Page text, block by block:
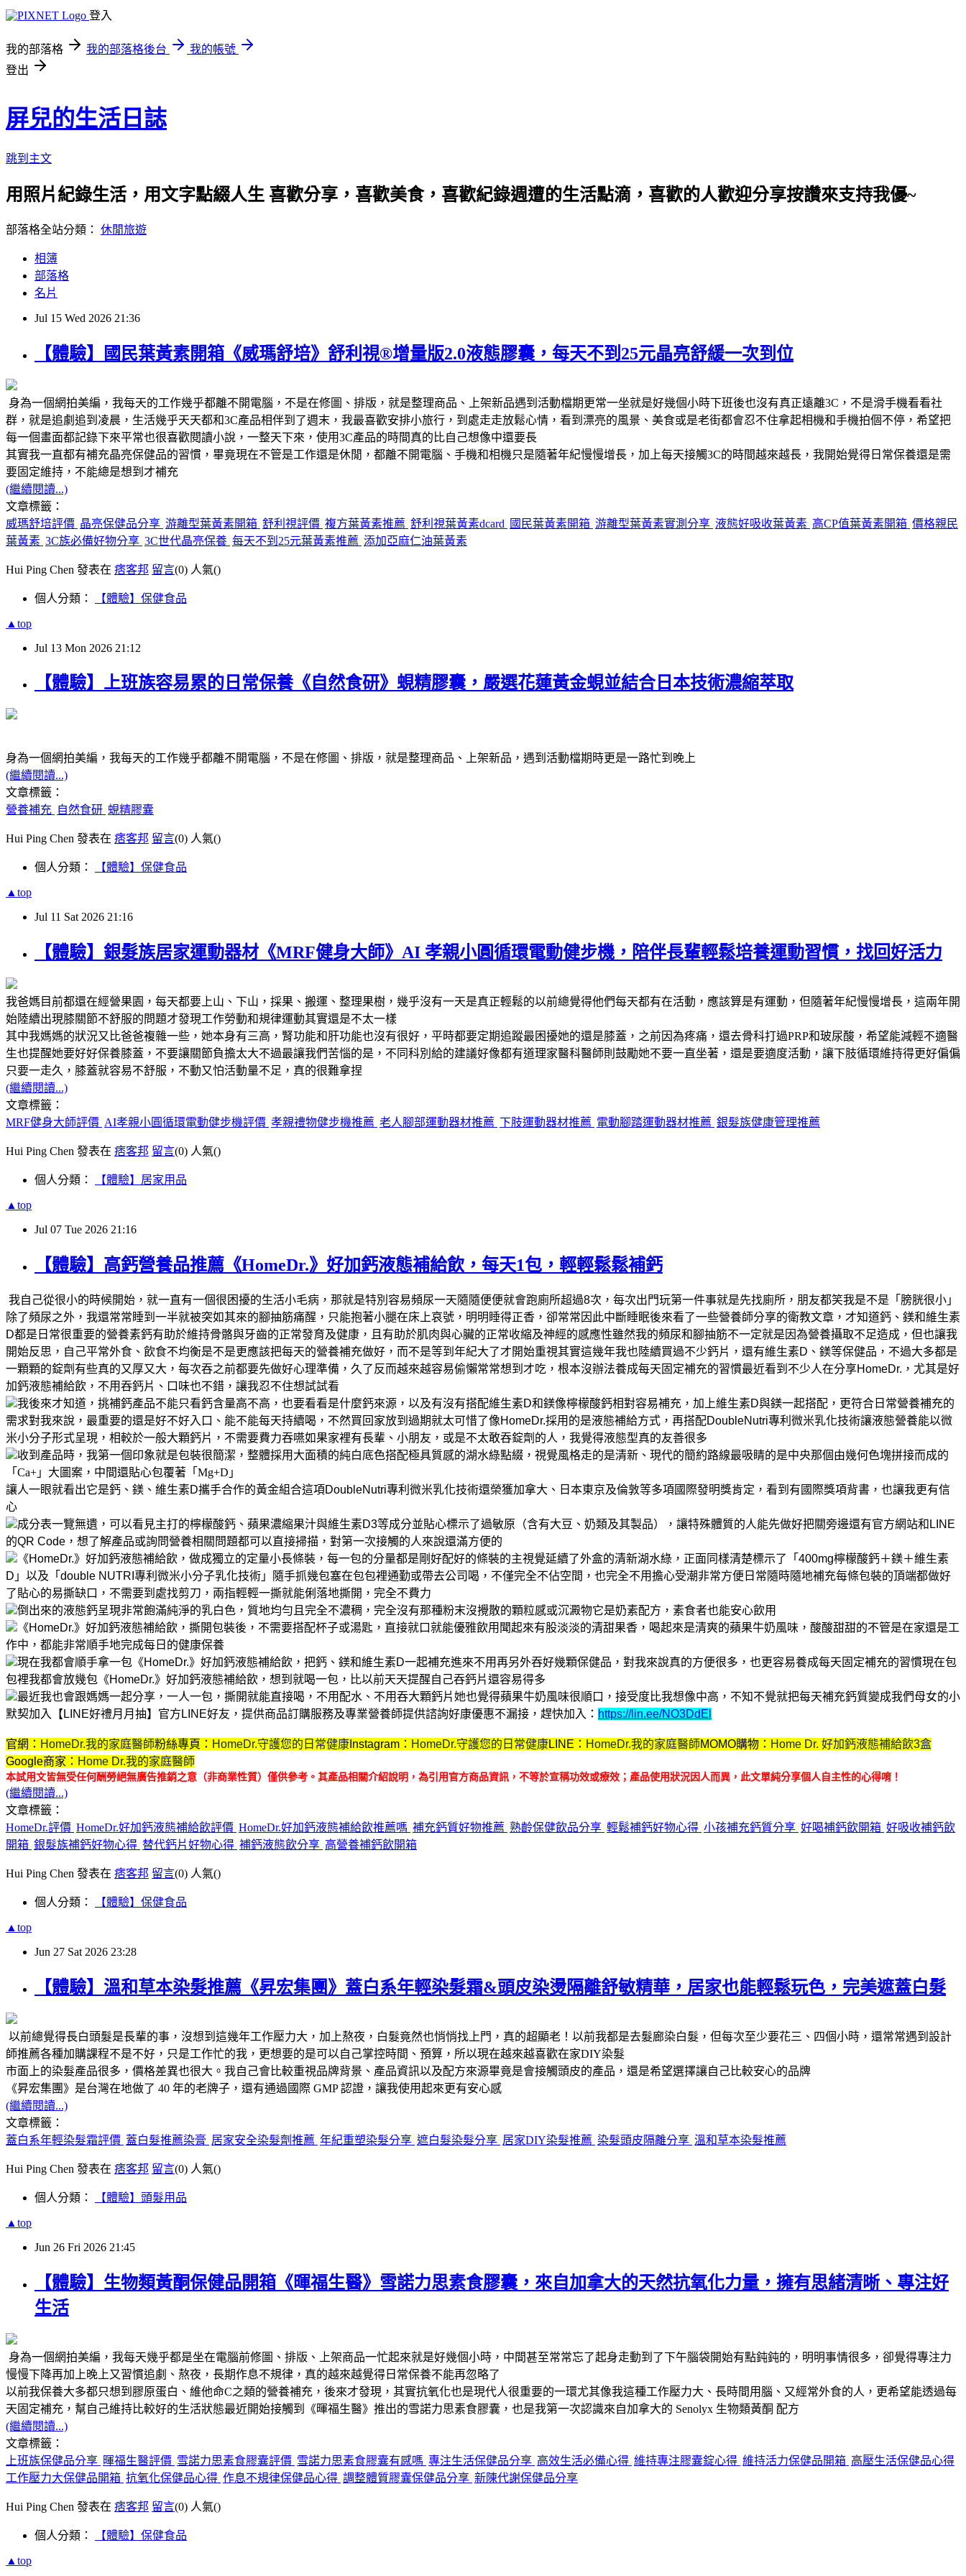
登入
我的部落格 我的部落格後台
我的帳號
登出
屏兒的生活日誌
跳到主文
用照片紀錄生活，用文字點綴人生 喜歡分享，喜歡美食，喜歡紀錄週遭的生活點滴，喜歡的人歡迎分享按讚來支持我優~
部落格全站分類： 休閒旅遊
相簿
部落格
名片
Jul 15 Wed 2026 21:36
【體驗】國民葉黃素開箱《威瑪舒培》舒利視®增量版2.0液態膠囊，每天不到25元晶亮舒緩一次到位
身為一個網拍美編，我每天的工作幾乎都離不開電腦，不是在修圖、排版，就是整理商品、上架新品遇到活動檔期更常一坐就是好幾個小時下班後也沒有真正遠離3C，不是滑手機看看社
群，就是追劇追到凌晨，生活幾乎天天都和3C產品相伴到了週末，我最喜歡安排小旅行，到處走走放鬆心情，看到漂亮的風景、美食或是老街都會忍不住拿起相機和手機拍個不停，希望把
每一個畫面都記錄下來平常也很喜歡閱讀小說，一整天下來，使用3C產品的時間真的比自己想像中還要長
其實我一直都有補充晶亮保健品的習慣，畢竟現在不管是工作還是休閒，都離不開電腦、手機和相機只是隨著年紀慢慢增長，加上每天接觸3C的時間越來越長，我開始覺得日常保養還是需
要固定維持，不能總是想到才補充
(繼續閱讀...)
文章標籤：
威瑪舒培評價 晶亮保健品分享 游離型葉黃素開箱 舒利視評價 複方葉黃素推薦 舒利視葉黃素dcard 國民葉黃素開箱 游離型葉黃素實測分享 液態好吸收葉黃素 高CP值葉黃素開箱 價格親民
葉黃素 3C族必備好物分享 3C世代晶亮保養 每天不到25元葉黃素推薦 添加亞麻仁油葉黃素
Hui Ping Chen 發表在 痞客邦 留言(0) 人氣()
個人分類： 【體驗】保健食品
▲top
Jul 13 Mon 2026 21:12
【體驗】上班族容易累的日常保養《自然食研》蜆精膠囊，嚴選花蓮黃金蜆並結合日本技術濃縮萃取
身為一個網拍美編，我每天的工作幾乎都離不開電腦，不是在修圖、排版，就是整理商品、上架新品，遇到活動檔期時更是一路忙到晚上
(繼續閱讀...)
文章標籤：
營養補充 自然食研 蜆精膠囊
Hui Ping Chen 發表在 痞客邦 留言(0) 人氣()
個人分類： 【體驗】保健食品
▲top
Jul 11 Sat 2026 21:16
【體驗】銀髮族居家運動器材《MRF健身大師》AI 孝親小圓循環電動健步機，陪伴長輩輕鬆培養運動習慣，找回好活力
我爸媽目前都還在經營果園，每天都要上山、下山，採果、搬運、整理果樹，幾乎沒有一天是真正輕鬆的以前總覺得他們每天都有在活動，應該算是有運動，但隨著年紀慢慢增長，這兩年開
始陸續出現膝關節不舒服的問題才發現工作勞動和規律運動其實還是不太一樣
其中我媽媽的狀況又比爸爸複雜一些，她本身有三高，腎功能和肝功能也沒有很好，平時都要定期追蹤最困擾她的還是膝蓋，之前因為疼痛，還去骨科打過PRP和玻尿酸，希望能減輕不適醫
生也提醒她要好好保養膝蓋，不要讓關節負擔太大不過最讓我們苦惱的是，不同科別給的建議好像都有道理家醫科醫師則鼓勵她不要一直坐著，還是要適度活動，讓下肢循環維持得更好偏偏
只要一走久，膝蓋就容易不舒服，不動又怕活動量不足，真的很難拿捏
(繼續閱讀...)
文章標籤：
MRF健身大師評價 AI孝親小圓循環電動健步機評價 孝親禮物健步機推薦 老人腳部運動器材推薦 下肢運動器材推薦 電動腳踏運動器材推薦 銀髮族健康管理推薦
Hui Ping Chen 發表在 痞客邦 留言(0) 人氣()
個人分類： 【體驗】居家用品
▲top
Jul 07 Tue 2026 21:16
【體驗】高鈣營養品推薦《HomeDr.》好加鈣液態補給飲，每天1包，輕輕鬆鬆補鈣
我自己從很小的時候開始，就一直有一個很困擾的生活小毛病，那就是特別容易頻尿一天隨隨便便就會跑廁所超過8次，每次出門玩第一件事就是先找廁所，朋友都笑我是不是「膀胱很小」
除了頻尿之外，我還常常睡到一半就被突如其來的腳抽筋痛醒，只能抱著小腿在床上哀號，明明睡得正香，卻常常因此中斷睡眠後來看了一些營養師分享的衛教文章，才知道鈣、鎂和維生素
D都是日常很重要的營養素鈣有助於維持骨骼與牙齒的正常發育及健康，且有助於肌肉與心臟的正常收縮及神經的感應性雖然我的頻尿和腳抽筋不一定就是因為營養攝取不足造成，但也讓我
開始反思，自己平常外食、飲食不均衡是不是更應該把每天的營養補充做好，而不是等到年紀大了才開始重視其實這幾年我也陸續買過不少鈣片，還有維生素D、鎂等保健品，不過大多都是
一顆顆的錠劑 有些真的又厚又大，每次吞之前都要先做好心理準備，久了反而越來越容易偷懶常常想到才吃，根本沒辦法養成每天固定補充的習慣最近看到不少人在分享HomeDr.，尤其是好
加鈣液態補給飲，不用吞鈣片、口味也不錯，讓我忍不住想試試看
我後來才知道，挑補鈣產品不能只看鈣含量高不高，也要看看是什麼鈣來源，以及有沒有搭配維生素D和鎂像檸檬酸鈣相對容易補充，加上維生素D與鎂一起搭配，更符合日常營養補充的
需求對我來說，最重要的還是好不好入口、能不能每天持續喝，不然買回家放到過期就太可惜了像HomeDr.採用的是液態補給方式，再搭配DoubleNutri專利微米乳化技術讓液態營養能以微
米小分子形式呈現，相較於一般大顆鈣片，不需要費力吞嚥如果家裡有長輩、小朋友，或是不太敢吞錠劑的人，我覺得液態型真的友善很多
收到產品時，我第一個印象就是包裝很簡潔，整體採用大面積的純白底色搭配極具質感的湖水綠點綴，視覺風格走的是清新、現代的簡約路線最吸睛的是中央那個由幾何色塊拼接而成的
「Ca+」大圖案，中間還貼心包覆著「Mg+D」
讓人一眼就看出它是鈣、鎂、維生素D攜手合作的黃金組合這項DoubleNutri專利微米乳化技術還榮獲加拿大、日本東京及倫敦等多項國際發明獎肯定，看到有國際獎項背書，也讓我更有信
心
成分表一覽無遺，可以看見主打的檸檬酸鈣、蘋果濃縮果汁與維生素D3等成分並貼心標示了過敏原（含有大豆、奶類及其製品），讓特殊體質的人能先做好把關旁邊還有官方網站和LINE
的QR Code，想了解產品或詢問營養相關問題都可以直接掃描，對第一次接觸的人來說還滿方便的
《HomeDr.》好加鈣液態補給飲，做成獨立的定量小長條裝，每一包的分量都是剛好配好的條裝的主視覺延續了外盒的清新湖水綠，正面同樣清楚標示了「400mg檸檬酸鈣＋鎂＋維生素
D」 以及「double NUTRI專利微米小分子乳化技術」 隨手抓幾包塞在包包裡通勤或帶去公司喝，不僅完全不佔空間，也完全不用擔心受潮非常方便日常隨時隨地補充每條包裝的頂端都做好
了貼心的易撕缺口，不需要到處找剪刀，兩指輕輕一撕就能俐落地撕開，完全不費力
倒出來的液態鈣呈現非常飽滿純淨的乳白色，質地均勻且完全不濃稠，完全沒有那種粉末沒攪散的顆粒感或沉澱物它是奶素配方，素食者也能安心飲用
《HomeDr.》好加鈣液態補給飲，撕開包裝後，不需要搭配杯子或湯匙，直接就口就能優雅飲用 聞起來有股淡淡的清甜果香，喝起來是清爽的蘋果牛奶風味，酸酸甜甜的不管是在家還是工
作中，都能非常順手地完成每日的健康保養
現在我都會順手拿一包《HomeDr.》好加鈣液態補給飲，把鈣、鎂和維生素D一起補充進來不用再另外吞好幾顆保健品，對我來說真的方便很多，也更容易養成每天固定補充的習慣現在包
包裡我都會放幾包《HomeDr.》好加鈣液態補給飲，想到就喝一包，比以前天天提醒自己吞鈣片還容易得多
最近我也會跟媽媽一起分享，一人一包，撕開就能直接喝，不用配水、不用吞大顆鈣片她也覺得蘋果牛奶風味很順口，接受度比我想像中高，不知不覺就把每天補充鈣質變成我們母女的小
默契加入【LINE好禮月月抽】官方LINE好友，提供商品訂購服務及專業營養師提供諮詢好康優惠不漏接，趕快加入： https://lin.ee/NO3DdEl
官網： HomeDr.我的家庭醫師粉絲專頁： HomeDr.守護您的日常健康 Instagram： HomeDr.守護您的日常健康LINE： HomeDr.我的家庭醫師MOMO購物： Home Dr. 好加鈣液態補給飲3盒
Google商家： Home Dr.我的家庭醫師
本試用文皆無受任何酬勞絕無廣告推銷之意（非商業性質）僅供參考。其產品相關介紹說明，為引用官方商品資訊，不等於宣稱功效或療效；產品使用狀況因人而異，此文單純分享個人自主性的心得唷！
(繼續閱讀...)
文章標籤：
HomeDr.評價 HomeDr.好加鈣液態補給飲評價 HomeDr.好加鈣液態補給飲推薦嗎 補充鈣質好物推薦 熟齡保健飲品分享 輕鬆補鈣好物心得 小孩補充鈣質分享 好喝補鈣飲開箱 好吸收補鈣飲
開箱 銀髮族補鈣好物心得 替代鈣片好物心得 補鈣液態飲分享 高營養補鈣飲開箱
Hui Ping Chen 發表在 痞客邦 留言(0) 人氣()
個人分類： 【體驗】保健食品
▲top
Jun 27 Sat 2026 23:28
【體驗】溫和草本染髮推薦《昇宏集團》蓋白系年輕染髮霜&頭皮染燙隔離舒敏精華，居家也能輕鬆玩色，完美遮蓋白髮
以前總覺得長白頭髮是長輩的事，沒想到這幾年工作壓力大，加上熬夜，白髮竟然也悄悄找上門，真的超顯老！以前我都是去髮廊染白髮，但每次至少要花三、四個小時，還常常遇到設計
師推薦各種加購課程不是不好，只是工作忙的我，更想要的是可以自己掌控時間、預算，所以現在越來越喜歡在家DIY染髮
市面上的染髮產品很多，價格差異也很大。我自己會比較重視品牌背景、產品資訊以及配方來源畢竟是會接觸頭皮的產品，還是希望選擇讓自己比較安心的品牌
《昇宏集團》是台灣在地做了 40 年的老牌子，還有通過國際 GMP 認證，讓我使用起來更有安心感
(繼續閱讀...)
文章標籤：
蓋白系年輕染髮霜評價 蓋白髮推薦染膏 居家安全染髮劑推薦 年紀重塑染髮分享 遮白髮染髮分享 居家DIY染髮推薦 染髮頭皮隔離分享 溫和草本染髮推薦
Hui Ping Chen 發表在 痞客邦 留言(0) 人氣()
個人分類： 【體驗】頭髮用品
▲top
Jun 26 Fri 2026 21:45
【體驗】生物類黃酮保健品開箱《暉福生醫》雪諾力思素食膠囊，來自加拿大的天然抗氧化力量，擁有思緒清晰、專注好
生活
身為一個網拍美編，我每天幾乎都是坐在電腦前修圖、排版、上架商品一忙起來就是好幾個小時，中間甚至常常忘了起身走動到了下午腦袋開始有點鈍鈍的，明明事情很多，卻覺得專注力
慢慢下降再加上晚上又習慣追劇、熬夜，長期作息不規律，真的越來越覺得日常保養不能再忽略了
以前我保養大多都只想到膠原蛋白、維他命C之類的營養補充，後來才發現，其實抗氧化也是現代人很重要的一環尤其像我這種工作壓力大、長時間用腦、又經常外食的人，更希望能透過每
天固定補充，幫自己維持比較好的生活狀態最近開始接觸到《暉福生醫》推出的雪諾力思素食膠囊，也是我第一次認識來自加拿大的 Senolyx 生物類黃酮 配方
(繼續閱讀...)
文章標籤：
上班族保健品分享 暉福生醫評價 雪諾力思素食膠囊評價 雪諾力思素食膠囊有感嗎 專注生活保健品分享 高效生活必備心得 維持專注膠囊錠心得 維持活力保健品開箱 高壓生活保健品心得
工作壓力大保健品開箱 抗氧化保健品心得 作息不規律保健品心得 調整體質膠囊保健品分享 新陳代謝保健品分享
Hui Ping Chen 發表在 痞客邦 留言(0) 人氣()
個人分類： 【體驗】保健食品
▲top